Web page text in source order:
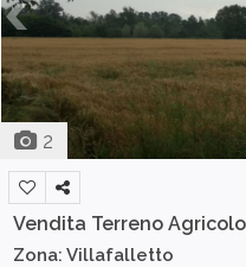
2
Vendita Terreno Agricolo
Zona: Villafalletto